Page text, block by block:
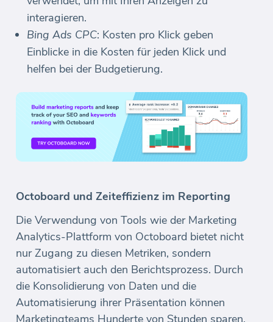
interagieren.
Bing Ads CPC: Kosten pro Klick geben
Einblicke in die Kosten für jeden Klick und
helfen bei der Budgetierung.
Octoboard und Zeiteffizienz im Reporting
Die Verwendung von Tools wie der Marketing
Analytics-Plattform von Octoboard bietet nicht
nur Zugang zu diesen Metriken, sondern
automatisiert auch den Berichtsprozess. Durch
die Konsolidierung von Daten und die
Automatisierung ihrer Präsentation können
Marketingteams Hunderte von Stunden sparen,